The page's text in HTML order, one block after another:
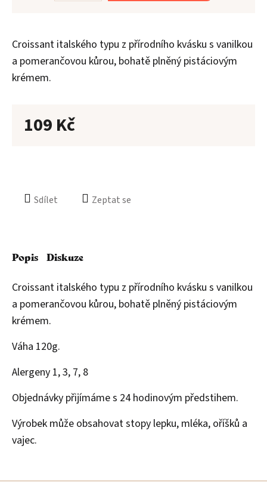
109 Kč
Croissant italského typu z přírodního kvásku s vanilkou
a pomerančovou kůrou, bohatě plněný pistáciovým
krémem.
Zeptat se
Sdílet
Popis Diskuze
Croissant italského typu z přírodního kvásku s vanilkou
a pomerančovou kůrou, bohatě plněný pistáciovým
krémem.
Váha 120g.
Alergeny 1, 3, 7, 8
Objednávky přijímáme s 24 hodinovým předstihem.
Výrobek může obsahovat stopy lepku, mléka, oříšků a
vajec.